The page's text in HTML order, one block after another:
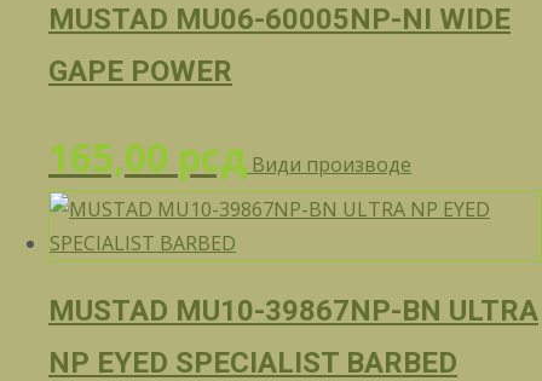
MUSTAD MU06-60005NP-NI WIDE
GAPE POWER
165,00 рсд Види производе
MUSTAD MU10-39867NP-BN ULTRA
NP EYED SPECIALIST BARBED